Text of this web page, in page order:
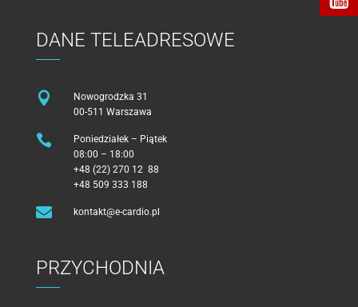
DANE TELEADRESOWE

Nowogrodzka 31
00-511 Warszawa

Poniedziałek – Piątek
08:00 – 18:00
+48 (22) 270 12 88
+48 509 333 188
 kontakt@e-cardio.pl
PRZYCHODNIA